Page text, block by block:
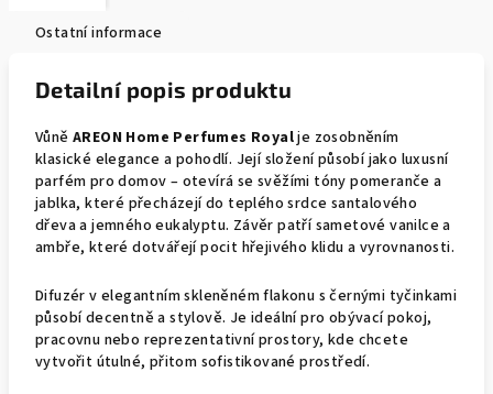
Ostatní informace
Detailní popis produktu
Vůně AREON Home Perfumes Royalje zosobněním
klasické elegance a pohodlí. Její složení působí jako luxusní
parfém pro domov – otevírá se svěžími tóny pomeranče a
jablka, které přecházejí do teplého srdce santalového
dřeva a jemného eukalyptu. Závěr patří sametové vanilce a
ambře, které dotvářejí pocit hřejivého klidu a vyrovnanosti.
Difuzér v elegantním skleněném flakonu s černými tyčinkami
působí decentně a stylově. Je ideální pro obývací pokoj,
pracovnu nebo reprezentativní prostory, kde chcete
vytvořit útulné, přitom sofistikované prostředí.